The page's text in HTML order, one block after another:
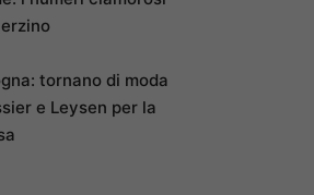
tornano di moda
e Leysen per la